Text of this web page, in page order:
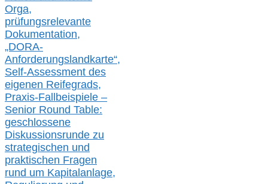
Orga,
prüfungsrelevante
Dokumentation,
„DORA-
Anforderungslandkarte“,
Self-Assessment des
eigenen Reifegrads,
Praxis-Fallbeispiele –
Senior Round Table:
geschlossene
Diskussionsrunde zu
strategischen und
praktischen Fragen
rund um Kapitalanlage,